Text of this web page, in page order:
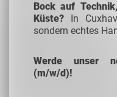
Bock auf
Küste? In
sondern echtes
Werde unser
(m/w/d)!